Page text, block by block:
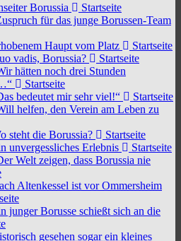
Borussia
Startseite
für das junge Borussen-Team
Haupt vom Platz
Startseite
vadis, Borussia?
Startseite
hätten noch drei Stunden
Startseite
bedeutet mir sehr viel!“
Startseite
helfen, den Verein am Leben zu
steht die Borussia?
Startseite
unvergessliches Erlebnis
Startseite
Welt zeigen, dass Borussia nie
Altenkessel ist vor Ommersheim
junger Borusse schießt sich an die
gesehen sogar ein kleines